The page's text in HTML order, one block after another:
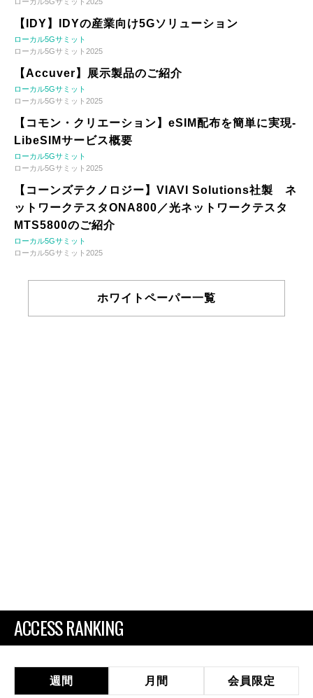
【IDY】IDYの産業向け5Gソリューション
ローカル5Gサミット
ローカル5Gサミット2025
【Accuver】展示製品のご紹介
ローカル5Gサミット
ローカル5Gサミット2025
【コモン・クリエーション】eSIM配布を簡単に実現-
LibeSIMサービス概要
ローカル5Gサミット
ローカル5Gサミット2025
【コーンズテクノロジー】VIAVI Solutions社製 ネ
ットワークテスタONA800／光ネットワークテスタ
MTS5800のご紹介
ローカル5Gサミット
ローカル5Gサミット2025
ホワイトペーパー一覧
ACCESS RANKING
週間 月間 会員限定